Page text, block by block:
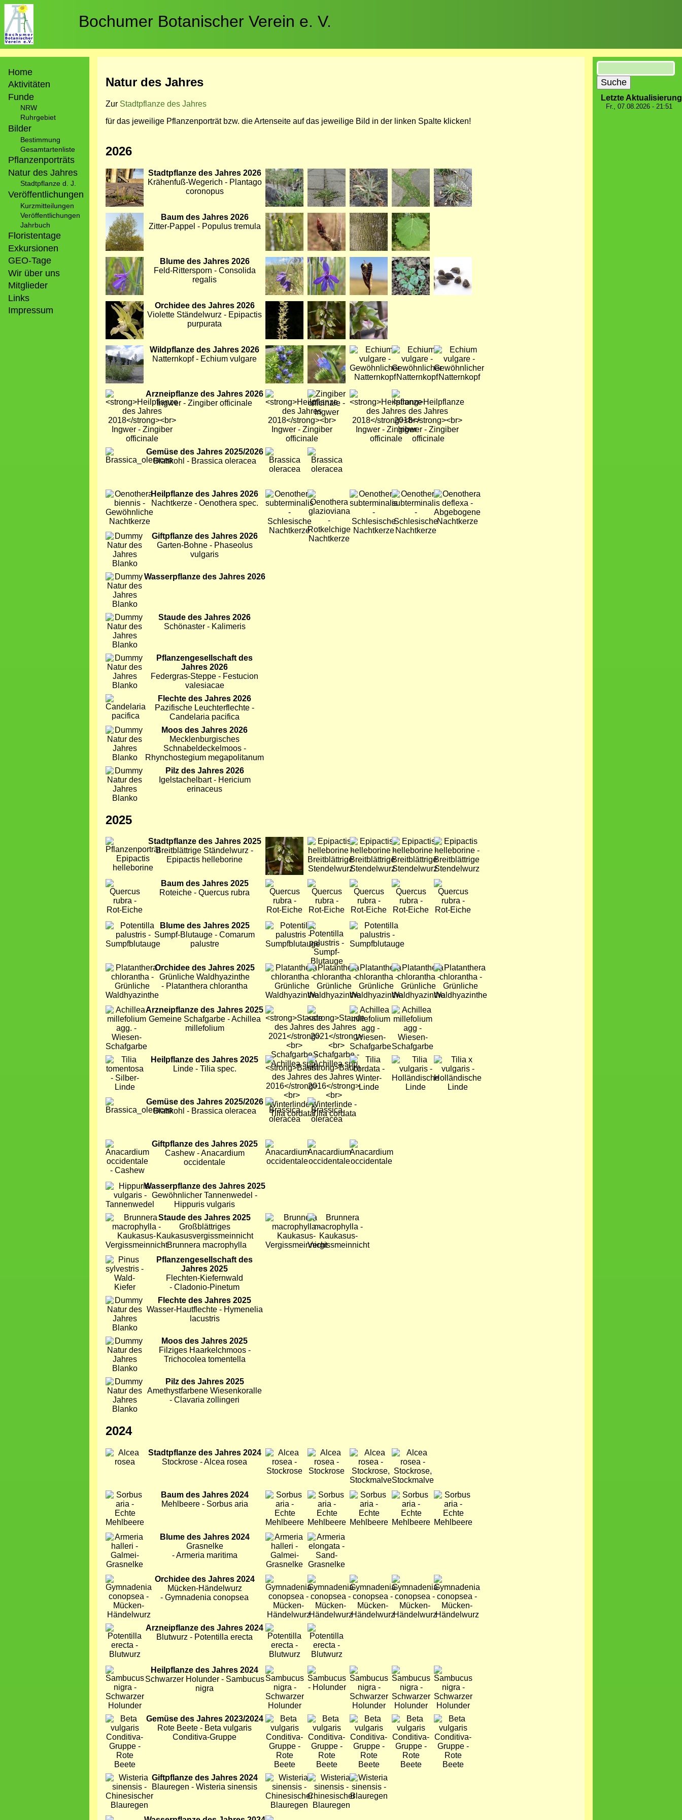
Direkt
zum
Inhalt
Bochumer Botanischer Verein e. V.
Home
Aktivitäten
Funde
NRW
Ruhrgebiet
Bilder
Bestimmung
Gesamtartenliste
Pflanzenporträts
Natur des Jahres
Stadtpflanze d. J.
Veröffentlichungen
Kurzmitteilungen
Veröffentlichungen
Jahrbuch
Floristentage
Exkursionen
GEO-Tage
Wir über uns
Mitglieder
Links
Impressum
Natur des Jahres
Zur Stadtpflanze des Jahres
für das jeweilige Pflanzenporträt bzw. die Artenseite auf das jeweilige Bild in der linken Spalte klicken!
2026
Bild
Stadtpflanze des Jahres 2026
Krähenfuß-Wegerich - Plantago
coronopus
Bild Bild Bild Bild Bild
Bild
Baum des Jahres 2026
Zitter-Pappel - Populus tremula
Bild Bild Bild Bild
Bild
Blume des Jahres 2026
Feld-Rittersporn - Consolida
regalis
Bild Bild Bild Bild
Bild
Orchidee des Jahres 2026
Violette Ständelwurz - Epipactis
purpurata
Bild Bild Bild
Bild
Wildpflanze des Jahres 2026
Natternkopf - Echium vulgare
Bild Bild Bild Bild Bild
Bild
Arzneipflanze des Jahres 2026
Ingwer - Zingiber officinale
Bild Bild Bild Bild
Bild
Gemüse des Jahres 2025/2026
Blattkohl - Brassica oleracea
Bild Bild
Bild
Heilpflanze des Jahres 2026
Nachtkerze - Oenothera spec.
Bild Bild Bild Bild Bild
Bild
Giftpflanze des Jahres 2026
Garten-Bohne - Phaseolus
vulgaris
Bild Wasserpflanze des Jahres 2026
Bild
Staude des Jahres 2026
Schönaster - Kalimeris
Bild
Pflanzengesellschaft des
Jahres 2026
Federgras-Steppe - Festucion
valesiacae
Bild
Flechte des Jahres 2026
Pazifische Leuchterflechte -
Candelaria pacifica
Bild
Moos des Jahres 2026
Mecklenburgisches
Schnabeldeckelmoos -
Rhynchostegium megapolitanum
Bild
Pilz des Jahres 2026
Igelstachelbart - Hericium
erinaceus
2025
Bild
Stadtpflanze des Jahres 2025
Breitblättrige Ständelwurz -
Epipactis helleborine
Bild Bild Bild Bild Bild
Bild
Baum des Jahres 2025
Roteiche - Quercus rubra
Bild Bild Bild Bild Bild
Bild
Blume des Jahres 2025
Sumpf-Blutauge - Comarum
palustre
Bild Bild Bild
Bild
Orchidee des Jahres 2025
Grünliche Waldhyazinthe
- Platanthera chlorantha
Bild Bild Bild Bild Bild
Bild
Arzneipflanze des Jahres 2025
Gemeine Schafgarbe - Achillea
millefolium
Bild Bild Bild Bild
Bild
Heilpflanze des Jahres 2025
Linde - Tilia spec.
Bild Bild Bild Bild Bild
Bild
Gemüse des Jahres 2025/2026
Blattkohl - Brassica oleracea
Bild Bild
Bild
Giftpflanze des Jahres 2025
Cashew - Anacardium
occidentale
Bild Bild Bild
Bild
Wasserpflanze des Jahres 2025
Gewöhnlicher Tannenwedel -
Hippuris vulgaris
Bild
Staude des Jahres 2025
Großblättriges
Kaukasusvergissmeinnicht
- Brunnera macrophylla
Bild Bild
Bild
Pflanzengesellschaft des
Jahres 2025
Flechten-Kiefernwald
- Cladonio-Pinetum
Bild
Flechte des Jahres 2025
Wasser-Hautflechte - Hymenelia
lacustris
Bild
Moos des Jahres 2025
Filziges Haarkelchmoos -
Trichocolea tomentella
Bild
Pilz des Jahres 2025
Amethystfarbene Wiesenkoralle
- Clavaria zollingeri
2024
Bild
Stadtpflanze des Jahres 2024
Stockrose - Alcea rosea
Bild Bild Bild Bild
Bild
Baum des Jahres 2024
Mehlbeere - Sorbus aria
Bild Bild Bild Bild Bild
Bild
Blume des Jahres 2024
Grasnelke
- Armeria maritima
Bild Bild
Bild
Orchidee des Jahres 2024
Mücken-Händelwurz
- Gymnadenia conopsea
Bild Bild Bild Bild Bild
Bild
Arzneipflanze des Jahres 2024
Blutwurz - Potentilla erecta
Bild Bild
Bild
Heilpflanze des Jahres 2024
Schwarzer Holunder - Sambucus
nigra
Bild Bild Bild Bild Bild
Bild
Gemüse des Jahres 2023/2024
Rote Beete - Beta vulgaris
Conditiva-Gruppe
Bild Bild Bild Bild Bild
Bild
Giftpflanze des Jahres 2024
Blauregen - Wisteria sinensis
Bild Bild Bild
Suche
Letzte Aktualisierung
Fr., 07.08.2026 - 21:51